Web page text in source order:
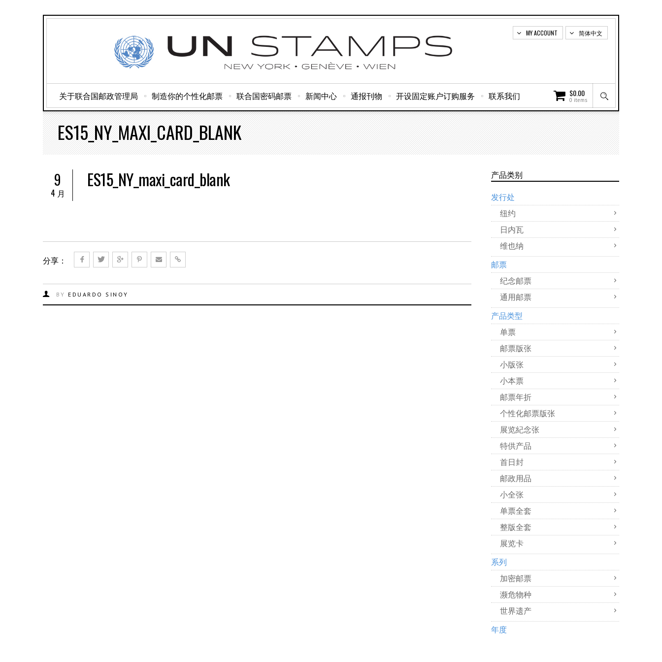
简体中文
MY ACCOUNT
$0.00
0 items
关于联合国邮政管理局 制造你的个性化邮票 联合国密码邮票 新闻中心 通报刊物 开设固定账户订购服务 联系我们
ES15_NY_MAXI_CARD_BLANK
9
4 月
ES15_NY_maxi_card_blank
分享：
BY EDUARDO SINOY
产品类别
发行处
纽约
日内瓦
维也纳
邮票
纪念邮票
通用邮票
产品类型
单票
邮票版张
小版张
小本票
邮票年折
个性化邮票版张
展览紀念张
特供产品
首日封
邮政用品
小全张
单票全套
整版全套
展览卡
系列
加密邮票
濒危物种
世界遗产
年度